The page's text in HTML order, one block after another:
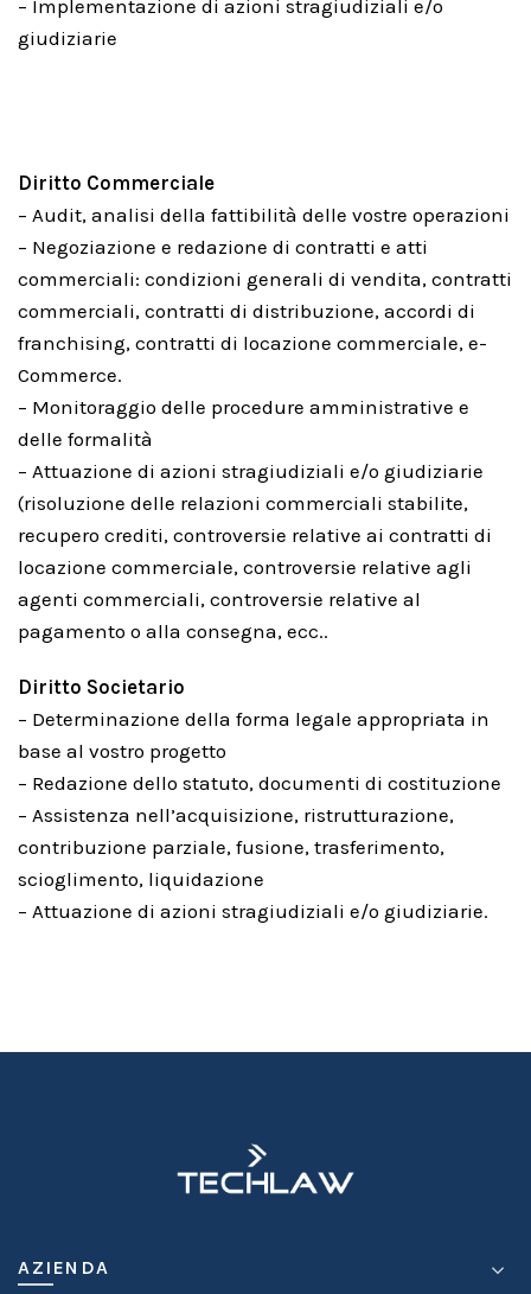
– Implementazione di azioni stragiudiziali e/o
giudiziarie
Diritto Commerciale
– Audit, analisi della fattibilità delle vostre operazioni
– Negoziazione e redazione di contratti e atti
commerciali: condizioni generali di vendita, contratti
commerciali, contratti di distribuzione, accordi di
franchising, contratti di locazione commerciale, e-
Commerce.
– Monitoraggio delle procedure amministrative e
delle formalità
– Attuazione di azioni stragiudiziali e/o giudiziarie
(risoluzione delle relazioni commerciali stabilite,
recupero crediti, controversie relative ai contratti di
locazione commerciale, controversie relative agli
agenti commerciali, controversie relative al
pagamento o alla consegna, ecc..
Diritto Societario
– Determinazione della forma legale appropriata in
base al vostro progetto
– Redazione dello statuto, documenti di costituzione
– Assistenza nell’acquisizione, ristrutturazione,
contribuzione parziale, fusione, trasferimento,
scioglimento, liquidazione
– Attuazione di azioni stragiudiziali e/o giudiziarie.
AZIENDA